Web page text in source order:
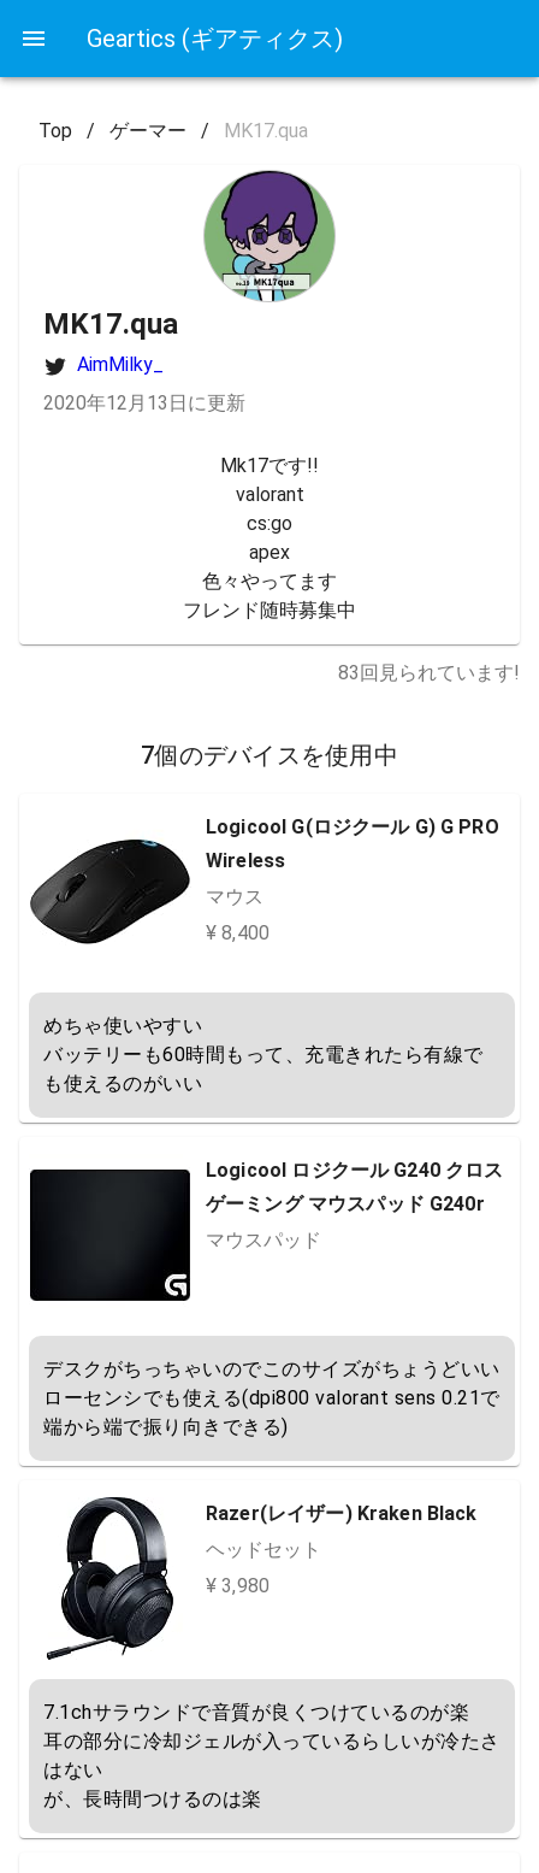
Geartics (ギアティクス)
Top / ゲーマー / MK17.qua
MK17.qua
AimMilky_
2020年12月13日に更新
Mk17です!!
valorant
cs:go
apex
色々やってます
フレンド随時募集中
83回見られています!
7個のデバイスを使用中
Logicool G(ロジクール G) G PRO
Wireless
マウス
¥ 8,400
めちゃ使いやすい
バッテリーも60時間もって、充電きれたら有線で
も使えるのがいい
Logicool ロジクール G240 クロス
ゲーミング マウスパッド G240r
マウスパッド
デスクがちっちゃいのでこのサイズがちょうどいい
ローセンシでも使える(dpi800 valorant sens 0.21で
端から端で振り向きできる)
Razer(レイザー) Kraken Black
ヘッドセット
¥ 3,980
7.1chサラウンドで音質が良くつけているのが楽
耳の部分に冷却ジェルが入っているらしいが冷たさ
はない
が、長時間つけるのは楽